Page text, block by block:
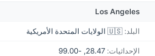
Los Angeles
البلد: 🇺🇸 الولايات المتحدة الأمريكية
الإحداثيات: